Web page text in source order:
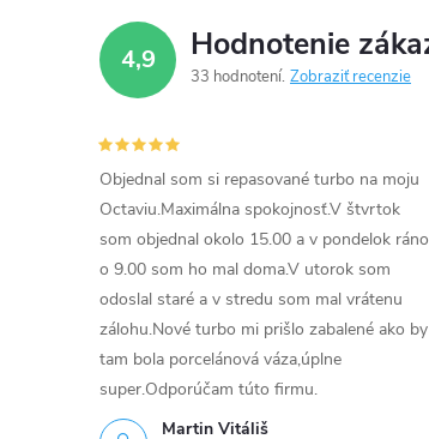
4,9 Hodnotenie
33 hodnotení Zobraziť recenzie
Martin Vitáliš
Objednal som si repasované turbo na moju
Octaviu.Maximálna spokojnosť.V štvrtok
som objednal okolo 15.00 a v pondelok ráno
o 9.00 som ho mal doma.V utorok som
odoslal staré a v stredu som mal vrátenu
zálohu.Nové turbo mi prišlo zabalené ako by
tam bola porcelánová váza,úplne
super.Odporúčam túto firmu.